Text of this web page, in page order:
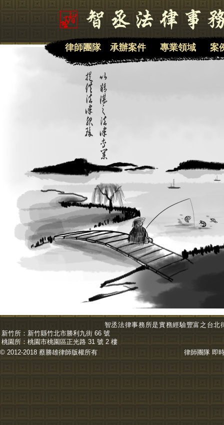
律師團隊 承辦案件 專業領域 案
智丞法律事務所是實務經驗豐富之台北
新竹所： 新竹縣竹北市勝利九街 66 號
桃園所： 桃園市桃園區正光路 31 號 2 樓
© 2012-2018 蔡勝雄律師版權所有 律師團隊 即